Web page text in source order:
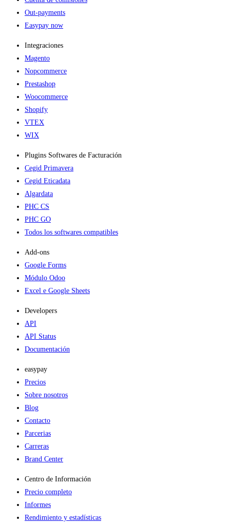
Out-payments
Easypay now
Integraciones
Magento
Nopcommerce
Prestashop
Woocommerce
Shopify
VTEX
WIX
Plugins Softwares de Facturación
Cegid Primavera
Cegid Eticadata
Algardata
PHC CS
PHC GO
Todos los softwares compatibles
Add-ons​
Google Forms
Módulo Odoo
Excel e Google Sheets
Developers
API
API Status
Documentación
easypay
Precios
Sobre nosotros
Blog
Contacto
Parcerias
Carreras
Brand Center
Centro de Información
Precio completo
Informes
Rendimiento y estadísticas